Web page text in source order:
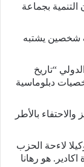
بجماعة
شخصين يشتبه
“تاريخ
دبلوماسية
والاحتفاء بالأطر
لاءحة الحزب
هو رهانا